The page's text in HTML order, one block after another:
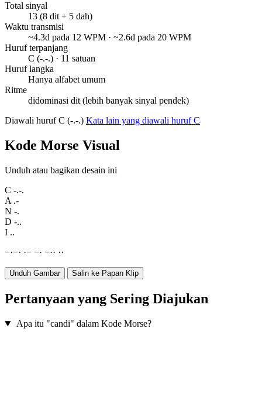
Total sinyal
13 (8 dit + 5 dah)
Waktu transmisi
~4.3d pada 12 WPM · ~2.6d pada 20 WPM
Huruf terpanjang
C (-.-.) · 11 satuan
Huruf langka
Hanya alfabet umum
Ritme
didominasi dit (lebih banyak sinyal pendek)
Diawali huruf C (-.-.) Kata lain yang diawali huruf C
Kode Morse Visual
Unduh atau bagikan desain ini
C -.-.
A .-
N -.
D -..
I ..
−·−· ·− −· −·· ··
Unduh Gambar Salin ke Papan Klip
Pertanyaan yang Sering Diajukan
Apa itu "candi" dalam Kode Morse?